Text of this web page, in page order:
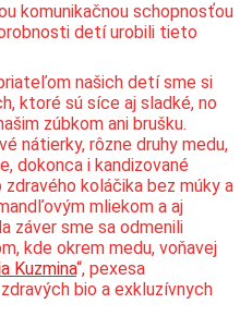
komunikačnou schopnosťou
detí urobili tieto
našich detí sme si
ktoré sú síce aj sladké, no
zúbkom ani brušku.
nátierky, rôzne druhy medu,
dokonca i kandizované
koláčika bez múky a
mliekom a aj
záver sme sa odmenili
kde okrem medu, voňavej
Kuzmina“, pexesa
bio a exkluzívnych